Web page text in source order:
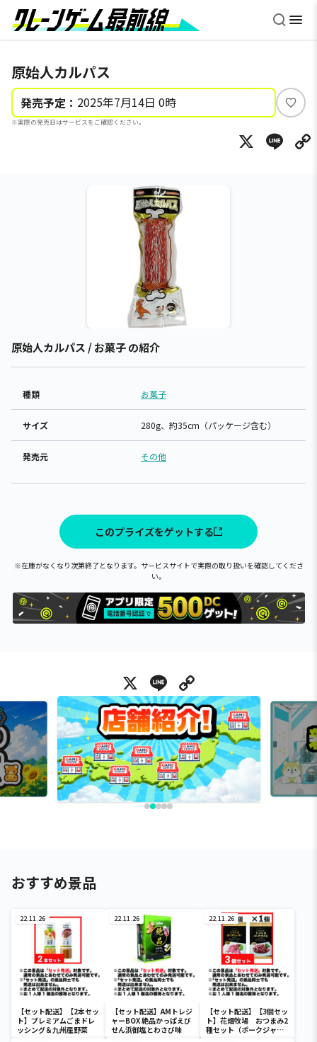
原始人カルパス
発売予定： 2025年7月14日 0時
※実際の発売日はサービスをご確認ください。
い
ね
X
原始人カルパス / お菓子 の紹介
種類 お菓子
サイズ 280g、約35cm（パッケージ含む）
発売元 その他
このプライズをゲットする
※在庫がなくなり次第終了となります。サービスサイトで実際の取り扱いを確認してくださ
い。
X Line
おすすめ景品
22.11.26
【セット配送】【2本セッ
ト】プレミアムごまドレ
ッシング＆九州産野菜
22.11.26
【セット配送】AMトレジ
ャーBOX 絶品かっぱえび
せん浜御塩とわさび味
22.11.26
【セット配送】【3個セッ
ト】花畑牧場 おつまみ2
種セット（ポークジャー